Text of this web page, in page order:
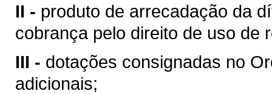
II - produto de arrecadação da
cobrança pelo direito de uso de
III - dotações consignadas no
adicionais;